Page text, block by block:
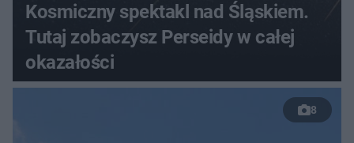
Kosmiczny spektakl nad Śląskiem.
Tutaj zobaczysz Perseidy w całej
okazałości
8